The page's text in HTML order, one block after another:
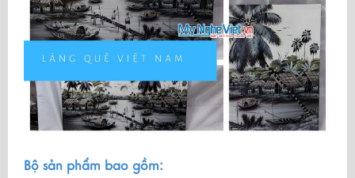
Bộ sản phẩm bao gồm: